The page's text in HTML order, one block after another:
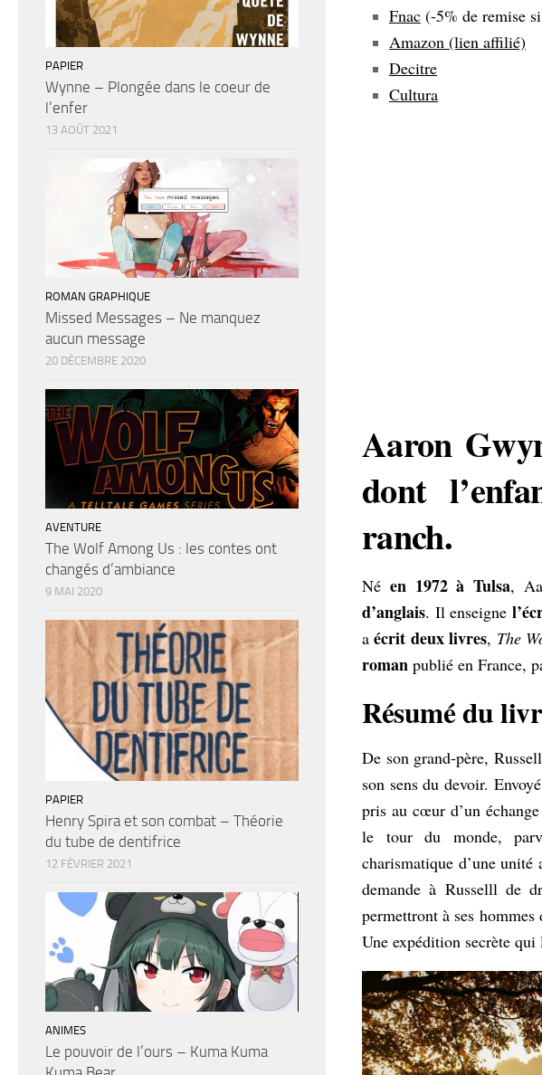
Fnac (-5% de remise
Amazon (lien affilié)
Decitre
Cultura
Aaron Gw
dont
ranch.
Né en 1972 à Tulsa,
d’anglais. Il enseigne
aécrit deux livres, The
roman publié en France,
Résumé du
De son grand-père,
son sens du devoir.
pris au cœur d’un
le tour du monde,
charismatique d’une unité
demande à Russelll de
permettront à ses
Une expédition secrète
PAPIER
Wynne – Plongée dans le coeur de
l’enfer
13 AOÛT 2021
ROMAN GRAPHIQUE
Missed Messages – Ne manquez
aucun message
20 DÉCEMBRE 2020
AVENTURE
The Wolf Among Us : les contes ont
changés d’ambiance
9 MAI 2020
PAPIER
Henry Spira et son combat – Théorie
du tube de dentifrice
12 FÉVRIER 2021
ANIMES
Le pouvoir de l’ours – Kuma Kuma